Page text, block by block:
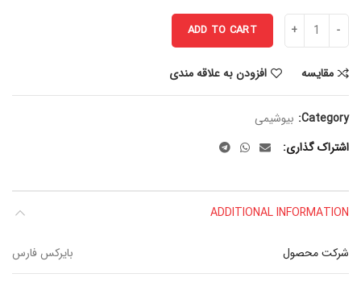
ADD TO CART
مقایسه افزودن به علاقه مندی
Category: بیوشیمی
اشتراک گذاری
ADDITIONAL INFORMATION
شرکت محصول بایرکس فارس